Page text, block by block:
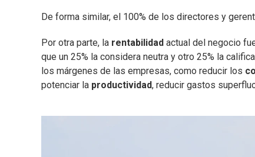
De forma similar, el 100% de los directores y
Por otra parte, la rentabilidad actual del negocio
que un 25% la considera neutra y otro 25% la
los márgenes de las empresas, como reducir los
potenciar la productividad, reducir gastos